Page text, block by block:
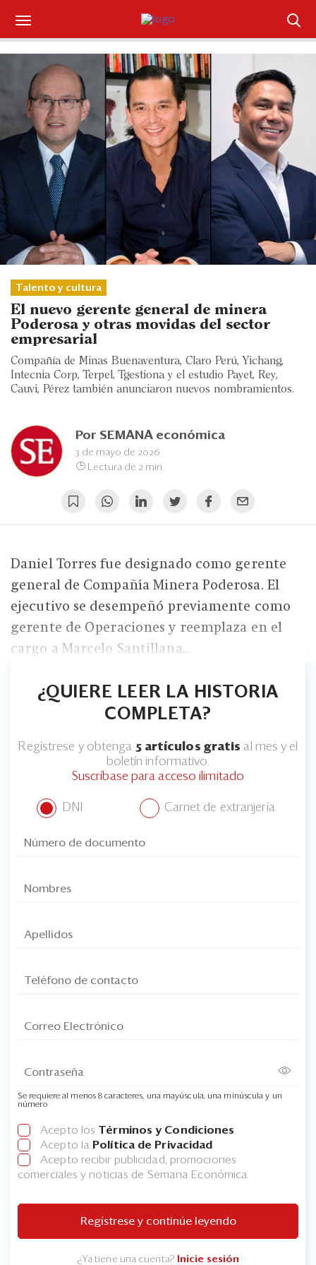
Suscríbase
Iniciar sesión
Portada
¿Qué está pasando?
Sectores y Empresas
Management
Economía y Finanzas
Legal y Política
Eventos
Ranking CEO
Talento y cultura
El nuevo gerente general de minera
Poderosa y otras movidas del sector
empresarial
Compañía de Minas Buenaventura, Claro Perú, Yichang,
Intecnia Corp, Terpel, Tgestiona y el estudio Payet, Rey,
Cauvi, Pérez también anunciaron nuevos nombramientos.
Por SEMANA económica
3 de mayo de 2026
Lectura de 2 min
Daniel Torres fue designado como gerente
general de Compañía Minera Poderosa. El
ejecutivo se desempeñó previamente como
gerente de Operaciones y reemplaza en el
cargo a Marcelo Santillana...
¿QUIERE LEER LA HISTORIA
COMPLETA?
Regístrese y obtenga 5 artículos gratis al mes y el
boletín informativo.
Suscríbase para acceso ilimitado
DNI Carnet de extranjería
Se requiere al menos 8 caracteres, una mayúscula, una minúscula y un
número
Acepto los Términos y Condiciones
Acepto la Política de Privacidad
Acepto recibir publicidad, promociones
comerciales y noticias de Semana Económica
Regístrese y continúe leyendo
¿Ya tiene una cuenta? Inicie sesión